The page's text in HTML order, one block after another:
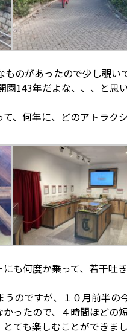
ものがあったので少し覗い
園143年だよな、、、と思
、何年に、どのアトラク
も何度か乗って、若干吐
うのですが、１０月前半
ったので、４時間ほどの
ても楽しむことができま